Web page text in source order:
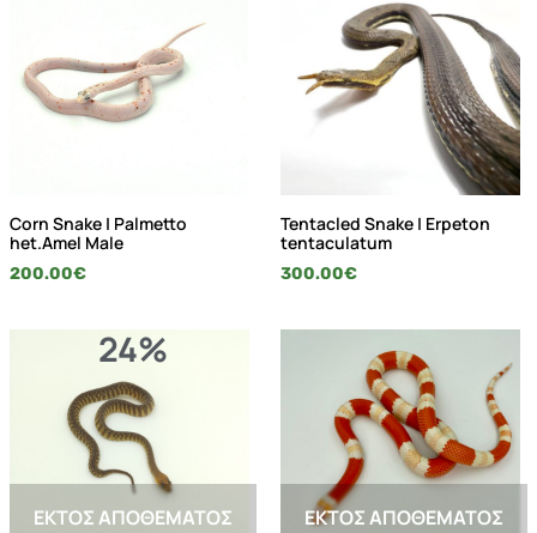
Corn Snake | Palmetto
het.Amel Male
200.00€
Tentacled Snake | Erpeton
tentaculatum
300.00€
24%
ΕΚΤΌΣ ΑΠΟΘΈΜΑΤΟΣ ΕΚΤΌΣ ΑΠΟΘΈΜΑΤΟΣ